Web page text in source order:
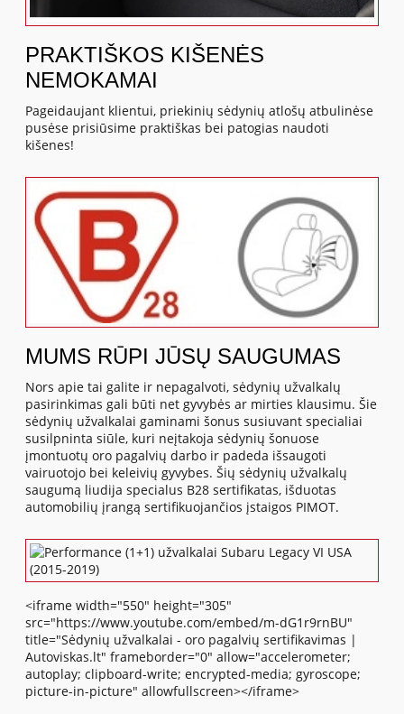
PRAKTIŠKOS KIŠENĖS
NEMOKAMAI
Pageidaujant klientui, priekinių sėdynių atlošų atbulinėse
pusėse prisiūsime praktiškas bei patogias naudoti
kišenes!
MUMS RŪPI JŪSŲ SAUGUMAS
Nors apie tai galite ir nepagalvoti, sėdynių užvalkalų
pasirinkimas gali būti net gyvybės ar mirties klausimu. Šie
sėdynių užvalkalai gaminami šonus susiuvant specialiai
susilpninta siūle, kuri neįtakoja sėdynių šonuose
įmontuotų oro pagalvių darbo ir padeda išsaugoti
vairuotojo bei keleivių gyvybes. Šių sėdynių užvalkalų
saugumą liudija specialus B28 sertifikatas, išduotas
automobilių įrangą sertifikuojančios įstaigos PIMOT.
<iframe width="550" height="305"
src="https://www.youtube.com/embed/m-dG1r9rnBU"
title="Sėdynių užvalkalai - oro pagalvių sertifikavimas |
Autoviskas.lt" frameborder="0" allow="accelerometer;
autoplay; clipboard-write; encrypted-media; gyroscope;
picture-in-picture" allowfullscreen></iframe>